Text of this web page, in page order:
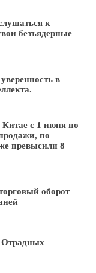
к
безъядерные
в
с 1 июня по
по
превысили 8
оборот